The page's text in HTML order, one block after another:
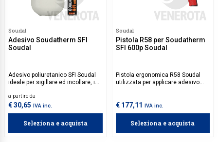
Soudal
Adesivo Soudatherm SFI
Soudal
Adesivo poliuretanico SFI Soudal
ideale per sigillare ed incollare, in
vetro, profili o carpenterie in vari
materiali. Applicazione veloce
tramite pistola Soudatherm R58.
a partire da
€ 30,65 IVA inc.
Seleziona e acquista
Soudal
Pistola R58 per Soudatherm
SFI 600p Soudal
Pistola ergonomica R58 Soudal
utilizzata per applicare adesivo
€ 177,11 IVA inc.
Seleziona e acquista